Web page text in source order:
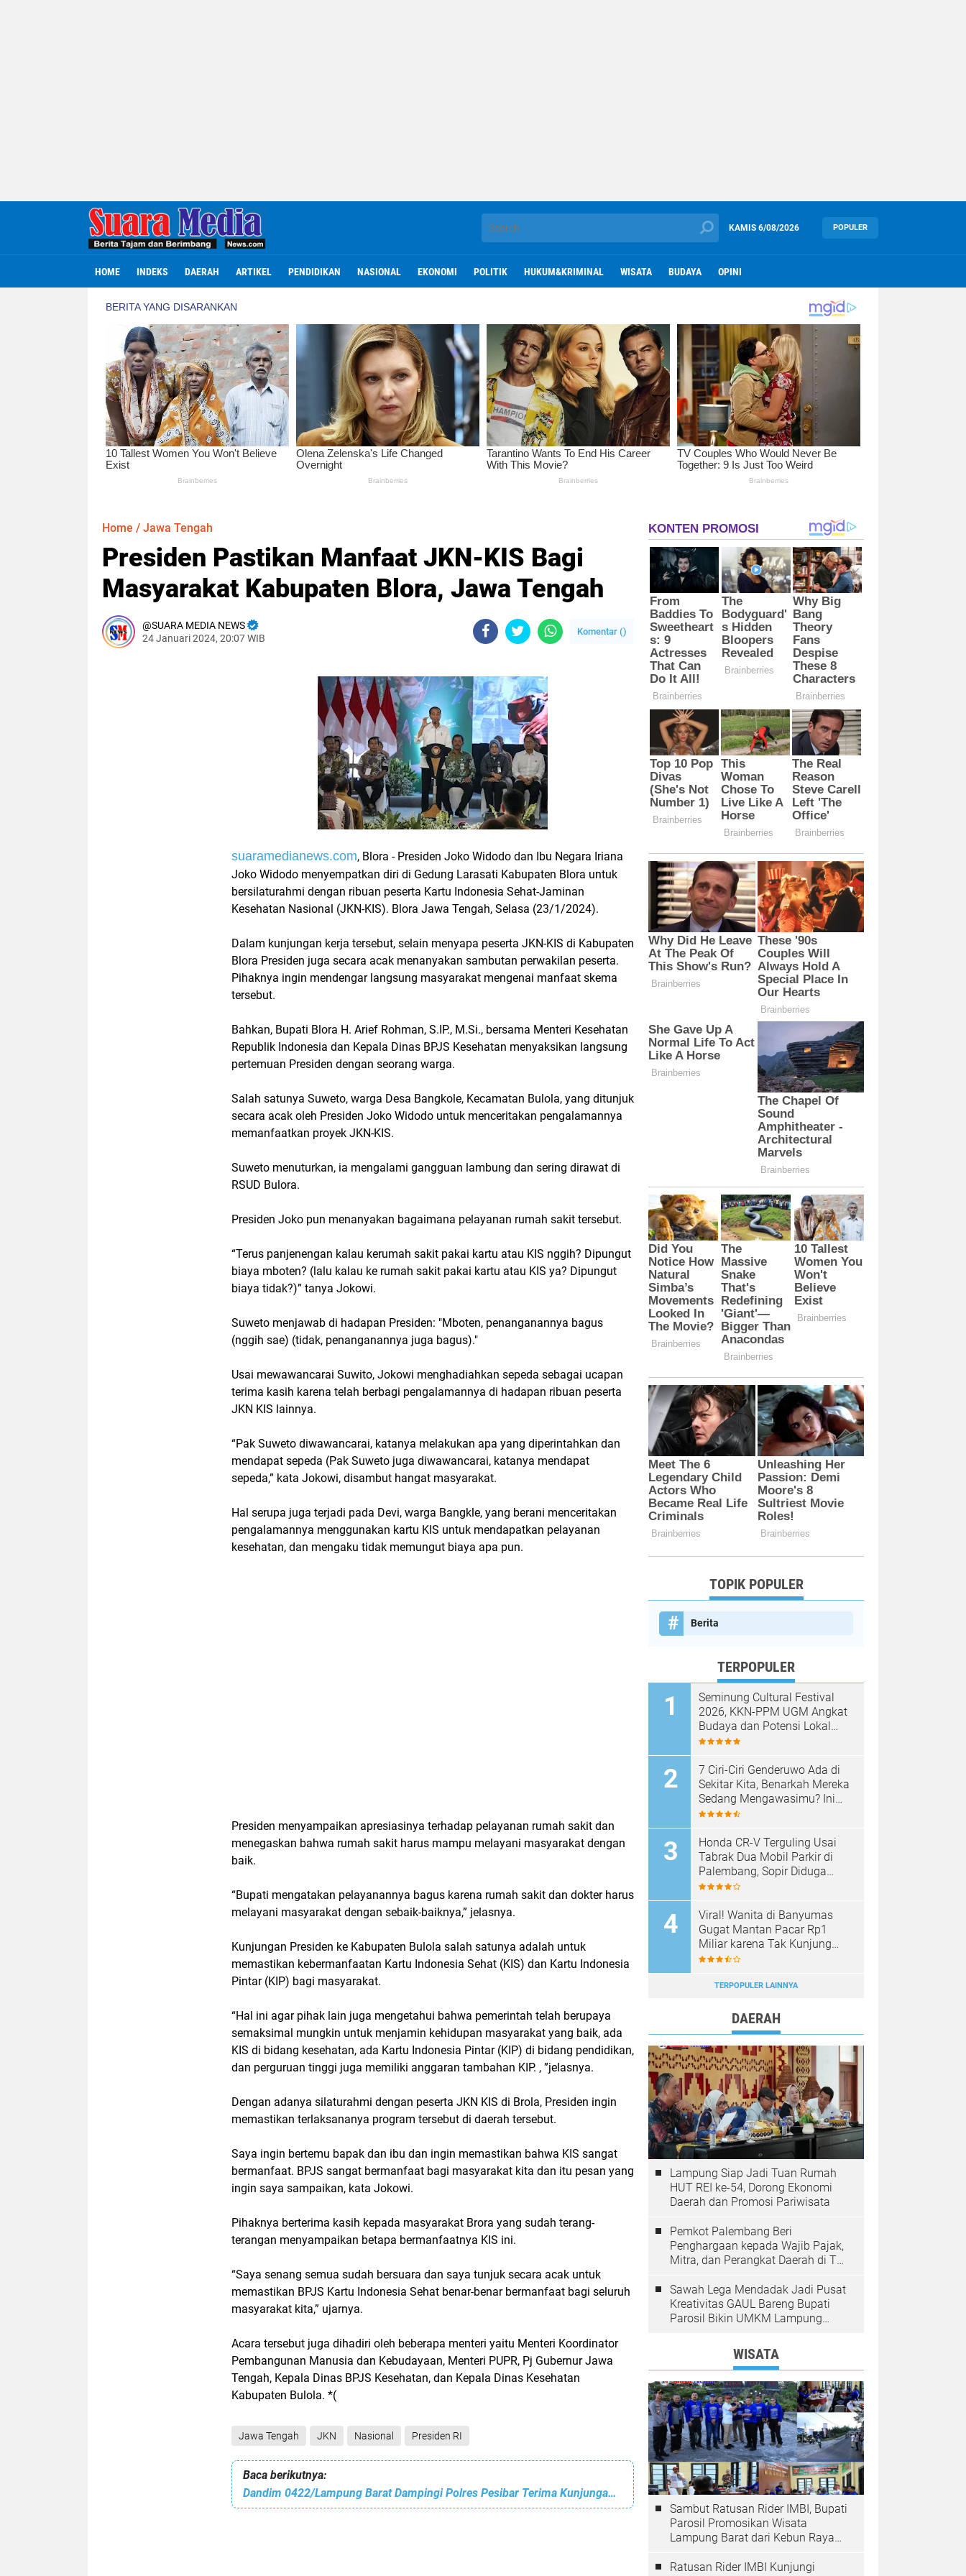
KAMIS 6/08/2026 POPULER
HOME INDEKS DAERAH ARTIKEL PENDIDIKAN NASIONAL EKONOMI POLITIK HUKUM&KRIMINAL WISATA BUDAYA OPINI
Home / Jawa Tengah
Presiden Pastikan Manfaat JKN-KIS Bagi
Masyarakat Kabupaten Blora, Jawa Tengah
SUARA MEDIA NEWS
24 Januari 2024, 20:07 WIB
Komentar ()
suaramedianews.com, Blora - Presiden Joko Widodo dan Ibu Negara Iriana
Joko Widodo menyempatkan diri di Gedung Larasati Kabupaten Blora untuk
bersilaturahmi dengan ribuan peserta Kartu Indonesia Sehat-Jaminan
Kesehatan Nasional (JKN-KIS). Blora Jawa Tengah, Selasa (23/1/2024).
Dalam kunjungan kerja tersebut, selain menyapa peserta JKN-KIS di Kabupaten
Blora Presiden juga secara acak menanyakan sambutan perwakilan peserta.
Pihaknya ingin mendengar langsung masyarakat mengenai manfaat skema
tersebut.
Bahkan, Bupati Blora H. Arief Rohman, S.IP., M.Si., bersama Menteri Kesehatan
Republik Indonesia dan Kepala Dinas BPJS Kesehatan menyaksikan langsung
pertemuan Presiden dengan seorang warga.
Salah satunya Suweto, warga Desa Bangkole, Kecamatan Bulola, yang ditunjuk
secara acak oleh Presiden Joko Widodo untuk menceritakan pengalamannya
memanfaatkan proyek JKN-KIS.
Suweto menuturkan, ia mengalami gangguan lambung dan sering dirawat di
RSUD Bulora.
Presiden Joko pun menanyakan bagaimana pelayanan rumah sakit tersebut.
“Terus panjenengan kalau kerumah sakit pakai kartu atau KIS nggih? Dipungut
biaya mboten? (lalu kalau ke rumah sakit pakai kartu atau KIS ya? Dipungut
biaya tidak?)” tanya Jokowi.
Suweto menjawab di hadapan Presiden: "Mboten, penanganannya bagus
(nggih sae) (tidak, penanganannya juga bagus)."
Usai mewawancarai Suwito, Jokowi menghadiahkan sepeda sebagai ucapan
terima kasih karena telah berbagi pengalamannya di hadapan ribuan peserta
JKN KIS lainnya.
“Pak Suweto diwawancarai, katanya melakukan apa yang diperintahkan dan
mendapat sepeda (Pak Suweto juga diwawancarai, katanya mendapat
sepeda,” kata Jokowi, disambut hangat masyarakat.
Hal serupa juga terjadi pada Devi, warga Bangkle, yang berani menceritakan
pengalamannya menggunakan kartu KIS untuk mendapatkan pelayanan
kesehatan, dan mengaku tidak memungut biaya apa pun.
Presiden menyampaikan apresiasinya terhadap pelayanan rumah sakit dan
menegaskan bahwa rumah sakit harus mampu melayani masyarakat dengan
baik.
“Bupati mengatakan pelayanannya bagus karena rumah sakit dan dokter harus
melayani masyarakat dengan sebaik-baiknya,” jelasnya.
Kunjungan Presiden ke Kabupaten Bulola salah satunya adalah untuk
memastikan kebermanfaatan Kartu Indonesia Sehat (KIS) dan Kartu Indonesia
Pintar (KIP) bagi masyarakat.
“Hal ini agar pihak lain juga mengetahui bahwa pemerintah telah berupaya
semaksimal mungkin untuk menjamin kehidupan masyarakat yang baik, ada
KIS di bidang kesehatan, ada Kartu Indonesia Pintar (KIP) di bidang pendidikan,
dan perguruan tinggi juga memiliki anggaran tambahan KIP. , ”jelasnya.
Dengan adanya silaturahmi dengan peserta JKN KIS di Brola, Presiden ingin
memastikan terlaksananya program tersebut di daerah tersebut.
Saya ingin bertemu bapak dan ibu dan ingin memastikan bahwa KIS sangat
bermanfaat. BPJS sangat bermanfaat bagi masyarakat kita dan itu pesan yang
ingin saya sampaikan, kata Jokowi.
Pihaknya berterima kasih kepada masyarakat Brora yang sudah terang-
terangan menyampaikan betapa bermanfaatnya KIS ini.
“Saya senang semua sudah bersuara dan saya tunjuk secara acak untuk
memastikan BPJS Kartu Indonesia Sehat benar-benar bermanfaat bagi seluruh
masyarakat kita,” ujarnya.
Acara tersebut juga dihadiri oleh beberapa menteri yaitu Menteri Koordinator
Pembangunan Manusia dan Kebudayaan, Menteri PUPR, Pj Gubernur Jawa
Tengah, Kepala Dinas BPJS Kesehatan, dan Kepala Dinas Kesehatan
Kabupaten Bulola. *(
Jawa Tengah JKN Nasional Presiden RI
Baca berikutnya:
Dandim 0422/Lampung Barat Dampingi Polres Pesibar Terima Kunjungan Kerja Wakapolda Lampung
TOPIK POPULER
Berita
TERPOPULER
Seminung Cultural Festival
2026, KKN-PPM UGM Angkat
Budaya dan Potensi Lokal
Lumbok Seminung
7 Ciri-Ciri Genderuwo Ada di
Sekitar Kita, Benarkah Mereka
Sedang Mengawasimu? Ini
Tanda-Tanda yang Sering
Honda CR-V Terguling Usai
Tabrak Dua Mobil Parkir di
Palembang, Sopir Diduga
Mabuk
Viral! Wanita di Banyumas
Gugat Mantan Pacar Rp1
Miliar karena Tak Kunjung
Dinikahi Setelah 9 Tahun
TERPOPULER LAINNYA
DAERAH
Lampung Siap Jadi Tuan Rumah
HUT REI ke-54, Dorong Ekonomi
Daerah dan Promosi Pariwisata
Pemkot Palembang Beri
Penghargaan kepada Wajib Pajak,
Mitra, dan Perangkat Daerah di The
Sawah Lega Mendadak Jadi Pusat
Kreativitas GAUL Bareng Bupati
Parosil Bikin UMKM Lampung
WISATA
Sambut Ratusan Rider IMBI, Bupati
Parosil Promosikan Wisata
Lampung Barat dari Kebun Raya
Ratusan Rider IMBI Kunjungi